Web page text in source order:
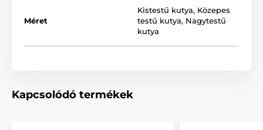
mosógépben is mosható (kézi mosás 30°). A
megfelelő méretet az alábbi táblázat alapján
választhatja ki. (*Kézzel varrott termékek, így a
méretek maximálisan 2 - 4 cm-el eltérhetnek.)
Méret
Kistestű kutya, Közepes
testű kutya, Nagytestű
kutya
Kapcsolódó termékek